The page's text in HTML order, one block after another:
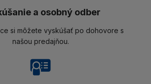
a osobný odber
si môžete vyskúšať po dohovore s
našou predajňou.